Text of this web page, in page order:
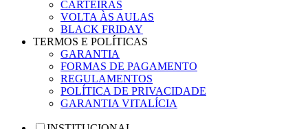
CARTEIRAS
VOLTA ÀS AULAS
BLACK FRIDAY
TERMOS E POLÍTICAS
GARANTIA
FORMAS DE PAGAMENTO
REGULAMENTOS
POLÍTICA DE PRIVACIDADE
GARANTIA VITALÍCIA